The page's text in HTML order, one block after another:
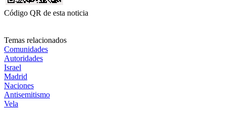
Código QR de esta noticia
Temas relacionados
Comunidades
Autoridades
Israel
Madrid
Naciones
Antisemitismo
Vela